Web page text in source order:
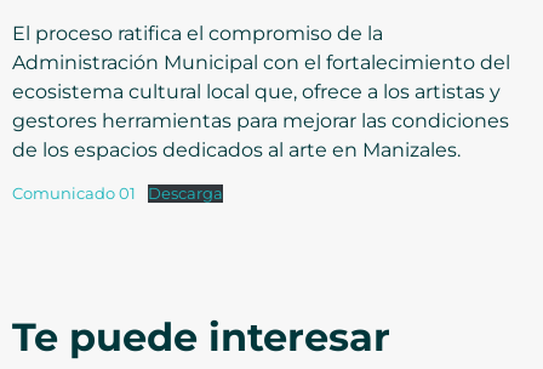
El proceso ratifica el compromiso de la
Administración Municipal con el fortalecimiento del
ecosistema cultural local que, ofrece a los artistas y
gestores herramientas para mejorar las condiciones
de los espacios dedicados al arte en Manizales.
Comunicado 01 Descarga
Te puede interesar